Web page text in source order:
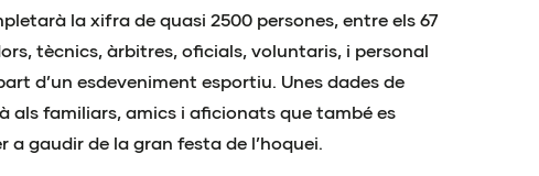
la xifra de quasi 2500 persones, entre els 67
tècnics, àrbitres, oficials, voluntaris, i personal
d’un esdeveniment esportiu. Unes dades de
als familiars, amics i aficionats que també es
a gaudir de la gran festa de l’hoquei.